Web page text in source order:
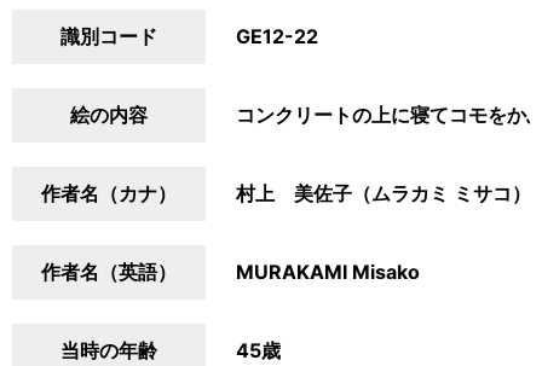
識別コード GE12-22
絵の内容 コンクリートの上に寝てコモをか
作者名（カナ） 村上 美佐子（ムラカミ ミサコ）
作者名（英語） MURAKAMI Misako
当時の年齢 45歳